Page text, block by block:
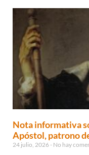
Nota informativa
Apóstol, patrono
24 julio, 2026 No hay